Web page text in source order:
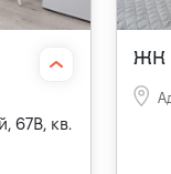
67В, кв.
ЖК